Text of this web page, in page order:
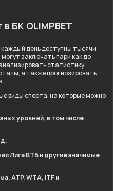
БК OLIMPBET
день доступны тысячи
заключать пари как до
статистику,
а также прогнозировать
виды спорта, на которые можно
уровней, в том числе
Лига ВТБ и другие значимые
ATP, WTA, ITF и